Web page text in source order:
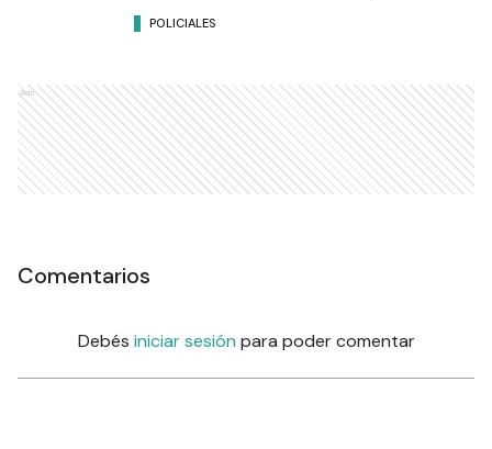
POLICIALES
Ads
Comentarios
Debés iniciar sesión para poder comentar